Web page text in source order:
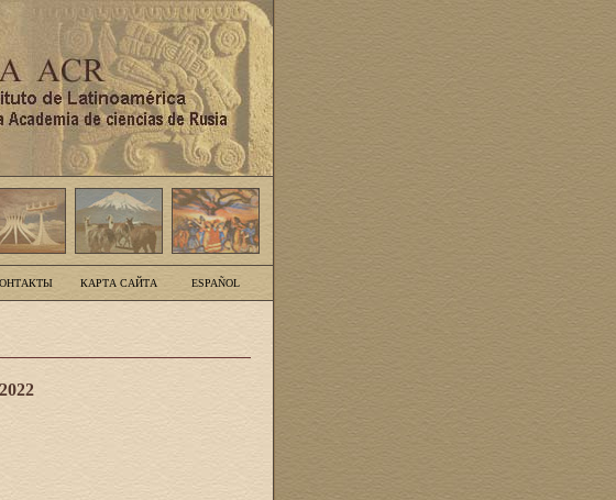
КАРТА САЙТА ESPAÑOL